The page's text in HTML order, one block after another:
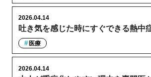
吐き気を感じた時にすぐできる熱中
2026.04.14
医療
2026.04.14